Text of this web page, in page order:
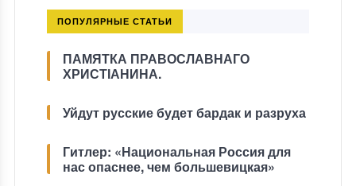
ПОПУЛЯРНЫЕ СТАТЬИ
ПАМЯТКА ПРАВОСЛАВНАГО
ХРИСТІАНИНА.
Уйдут русские будет бардак и разруха
Гитлер: «Национальная Россия для
нас опаснее, чем большевицкая»